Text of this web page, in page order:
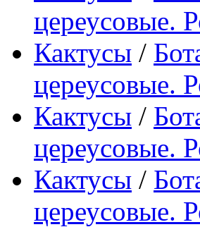
цереусовые.
Кактусы /
цереусовые.
Кактусы /
цереусовые.
Кактусы /
цереусовые.